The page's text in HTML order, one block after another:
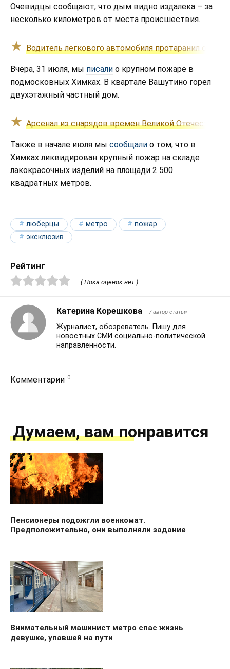
Очевидцы сообщают, что дым видно издалека – за
несколько километров от места происшествия.
Водитель легкового автомобиля протаранил
Вчера, 31 июля, мы писали о крупном пожаре в
подмосковных Химках. В квартале Вашутино горел
двухэтажный частный дом.
Арсенал из снарядов времен Великой
Также в начале июля мы сообщали о том, что в
Химках ликвидирован крупный пожар на складе
лакокрасочных изделий на площади 2 500
квадратных метров.
люберцы метро
пожар
эксклюзив
Рейтинг
( Пока оценок нет )
Катерина Корешкова / автор статьи
Журналист, обозреватель. Пишу для
новостных СМИ социально-политической
направленности.
Комментарии 0
Думаем, вам понравится
Пенсионеры подожгли военкомат.
Предположительно, они выполняли задание
Внимательный машинист метро спас жизнь
девушке, упавшей на пути